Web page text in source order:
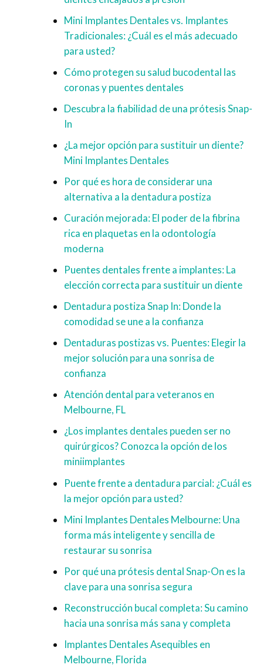
Mini Implantes Dentales vs. Implantes
Tradicionales: ¿Cuál es el más adecuado
para usted?
Cómo protegen su salud bucodental las
coronas y puentes dentales
Descubra la fiabilidad de una prótesis Snap-
In
¿La mejor opción para sustituir un diente?
Mini Implantes Dentales
Por qué es hora de considerar una
alternativa a la dentadura postiza
Curación mejorada: El poder de la fibrina
rica en plaquetas en la odontología
moderna
Puentes dentales frente a implantes: La
elección correcta para sustituir un diente
Dentadura postiza Snap In: Donde la
comodidad se une a la confianza
Dentaduras postizas vs. Puentes: Elegir la
mejor solución para una sonrisa de
confianza
Atención dental para veteranos en
Melbourne, FL
¿Los implantes dentales pueden ser no
quirúrgicos? Conozca la opción de los
miniimplantes
Puente frente a dentadura parcial: ¿Cuál es
la mejor opción para usted?
Mini Implantes Dentales Melbourne: Una
forma más inteligente y sencilla de
restaurar su sonrisa
Por qué una prótesis dental Snap-On es la
clave para una sonrisa segura
Reconstrucción bucal completa: Su camino
hacia una sonrisa más sana y completa
Implantes Dentales Asequibles en
Melbourne, Florida